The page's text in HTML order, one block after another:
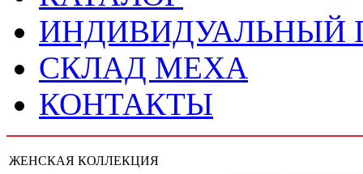
ИНДИВИДУАЛЬНЫЙ
СКЛАД МЕХА
КОНТАКТЫ
ЖЕНСКАЯ КОЛЛЕКЦИЯ